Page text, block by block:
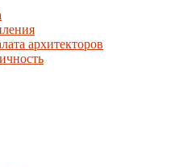
архитекторов